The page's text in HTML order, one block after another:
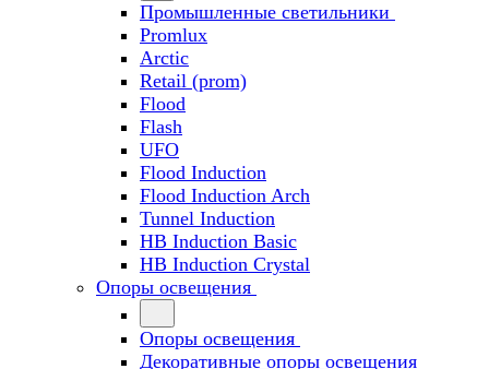
Промышленные светильники
Promlux
Arctic
Retail (prom)
Flood
Flash
UFO
Flood Induction
Flood Induction Arch
Tunnel Induction
HB Induction Basic
HB Induction Crystal
Опоры освещения
Опоры освещения
Декоративные опоры освещения